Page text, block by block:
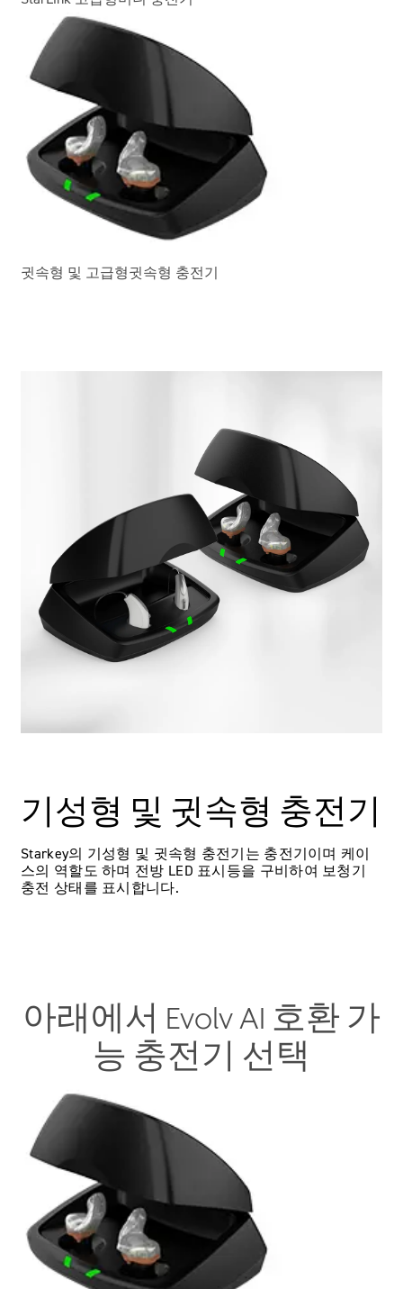
귓속형 및 고급형귓속형 충전기
기성형 및 귓속형 충전기
‍Starkey의 기성형 및 귓속형 충전기는 충전‍기이며 케이
스의 역할‍도 하며 전방 LED 표시등을 구비하여 보청기
충전 상태를 표시합니다.
아래에서 Evolv AI 호환 가
능 충전기 선택